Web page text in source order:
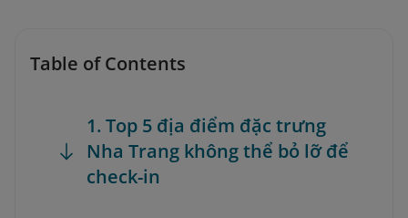
Table of Contents
1. Top 5 địa điểm đặc trưng
Nha Trang không thể bỏ lỡ để
check-in